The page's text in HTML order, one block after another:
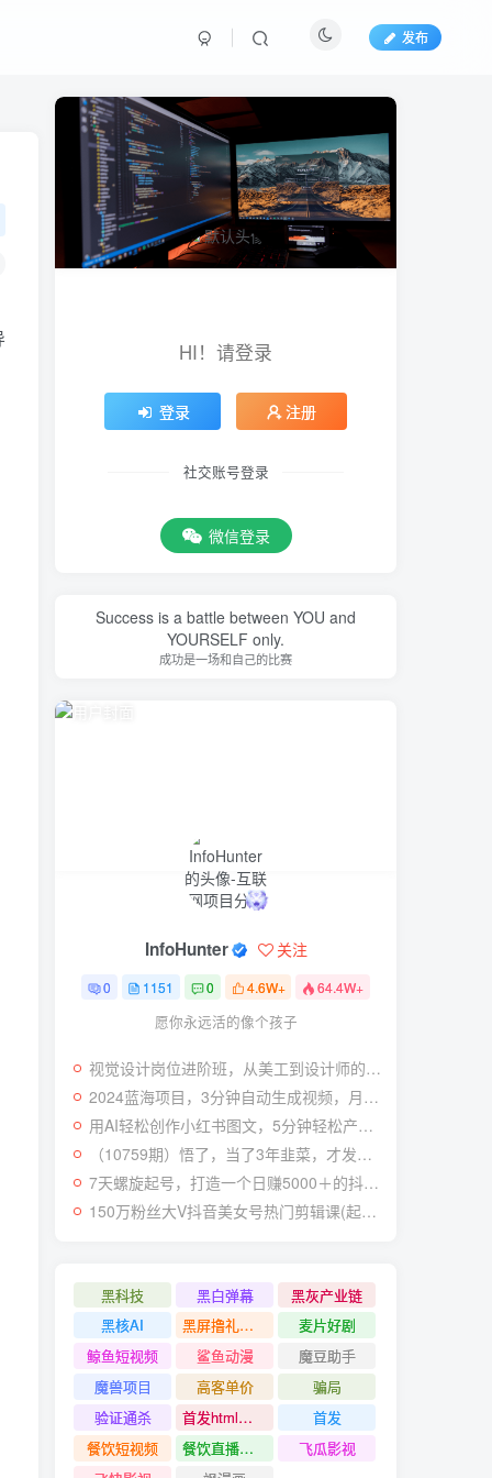
发布
HI！请登录
登录 注册
社交账号登录
微信登录
Success is a battle between YOU and
YOURSELF only.
成功是一场和自己的比赛
InfoHunter 关注
0 1151 0 4.6W+ 64.4W+
愿你永远活的像个孩子
视觉设计岗位进阶班，从美工到设计师的蜕变（4节视频课程）
2024蓝海项目，3分钟自动生成视频，月入过万
用AI轻松创作小红书图文，5分钟轻松产出300条小红书爆款笔记！
（10759期）悟了，当了3年韭菜，才发现网赚圈年赚100万的核心是卖项目，含泪分享！
7天螺旋起号，打造一个日赚5000＋的抖音壁纸号（价值688）
150万粉丝大V抖音美女号热门剪辑课(起号 过原创 素材来源 无人直播 变现)
黑科技 黑白弹幕
黑灰产业链
黑核AI
黑屏撸礼物撸门票
麦片好剧
鲸鱼短视频
鲨鱼动漫
魔豆助手
魔兽项目
高客单价
骗局
验证通杀
首发html小霸王游戏网站搭建项目
首发
餐饮短视频
餐饮直播引流
飞瓜影视